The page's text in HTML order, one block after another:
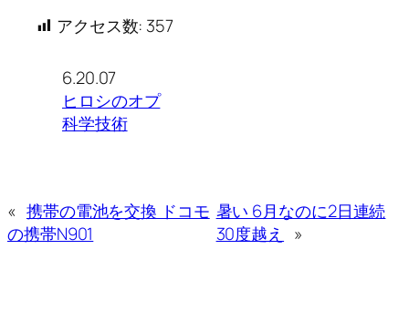
アクセス数: 357
6.20.07
ヒロシのオプ
科学技術
« 携帯の電池を交換 ドコモ
の携帯N901
暑い 6月なのに2日連続
30度越え
»